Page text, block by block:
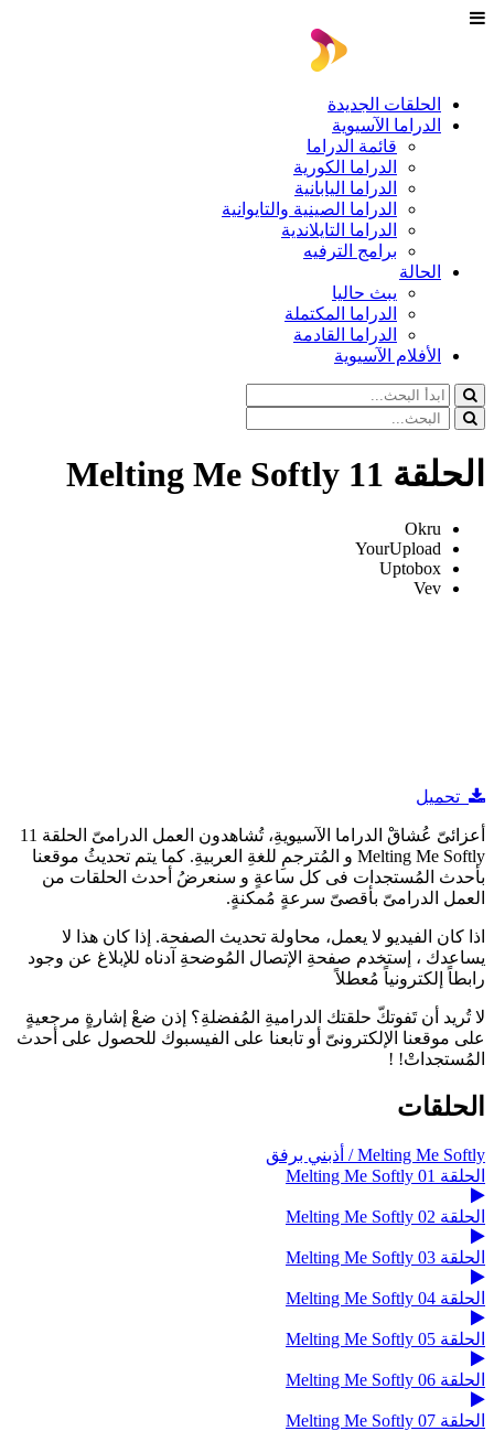
الحلقات الجديدة
الدراما الآسيوية
قائمة الدراما
الدراما الكورية
الدراما اليابانية
الدراما الصينية والتايوانية
الدراما التايلاندية
برامج الترفيه
الحالة
يبث حاليا
الدراما المكتملة
الدراما القادمة
الأفلام الآسيوية
الحلقة 11 Melting Me Softly
Okru
YourUpload
Uptobox
Vev
تحميل
أعزائىّ عُشاقْ الدراما الآسيويةِ، تُشاهدون العمل الدرامىّ الحلقة 11
Melting Me Softly و المُترجمِ للغةِ العربيةِ. كما يتم تحديثُ موقعنا
بأحدث المُستجدات فى كل ساعةٍ و سنعرضُ أحدث الحلقات من
العمل الدرامىّ بأقصىّ سرعةٍ مُمكنةٍ.
اذا كان الفيديو لا يعمل، محاولة تحديث الصفحة. إذا كان هذا لا
يساعدك ، إستخدم صفحةِ الإتصال المُوضحةِ آدناه للإبلاغ عن وجود
رابطاً إلكترونياً مُعطلاً
لا تُريد أن تَفوتكّ حلقتك الدراميةِ المُفضلةِ؟ إذن ضعْ إشارةٍ مرجعيةٍ
على موقعنا الإلكترونىّ أو تابعنا على الفيسبوك للحصول على أحدث
المُستجداتْ! !
الحلقات
Melting Me Softly / أذبني برفق
الحلقة 01 Melting Me Softly
الحلقة 02 Melting Me Softly
الحلقة 03 Melting Me Softly
الحلقة 04 Melting Me Softly
الحلقة 05 Melting Me Softly
الحلقة 06 Melting Me Softly
الحلقة 07 Melting Me Softly